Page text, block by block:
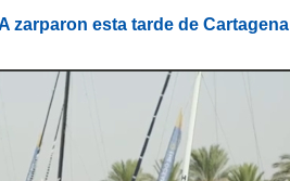
zarparon esta tarde de Cartagena